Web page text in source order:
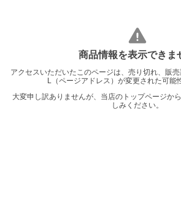
商品情報を表示できま
アクセスいただいたこのページは、売り切れ、販
L（ページアドレス）が変更された可能
大変申し訳ありませんが、当店のトップページか
しみください。